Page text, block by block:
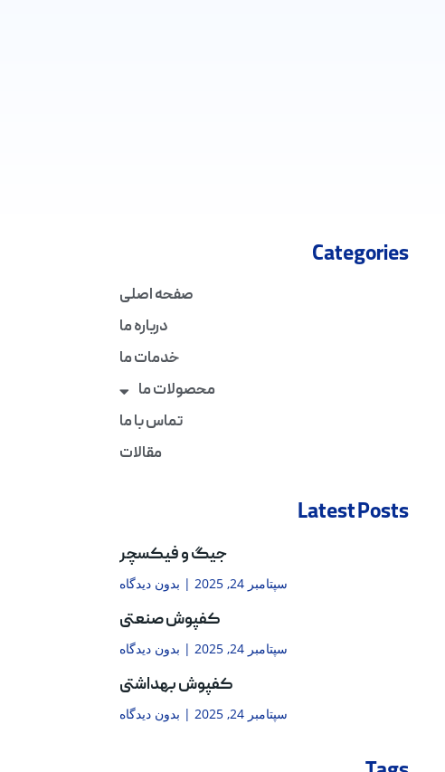
Categories
صفحه اصلی
درباره ما
خدمات ما
محصولات ما
تماس با ما
مقالات
Latest Posts
جیگ و فیکسچر
سپتامبر 24, 2025 بدون دیدگاه
کفپوش صنعتی
سپتامبر 24, 2025 بدون دیدگاه
کفپوش بهداشتی
سپتامبر 24, 2025 بدون دیدگاه